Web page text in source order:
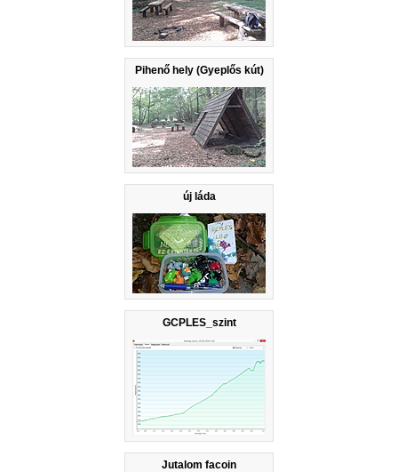
Pihenő hely (Gyeplős kút)
új láda
GCPLES_szint
Jutalom facoin